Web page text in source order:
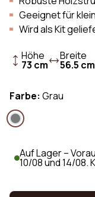
Geeignet für
Wird als Kit
Höhe
73 cm
Breite
56.5 cm
Farbe: Grau
Auf Lager –
10/08 und 14/08.